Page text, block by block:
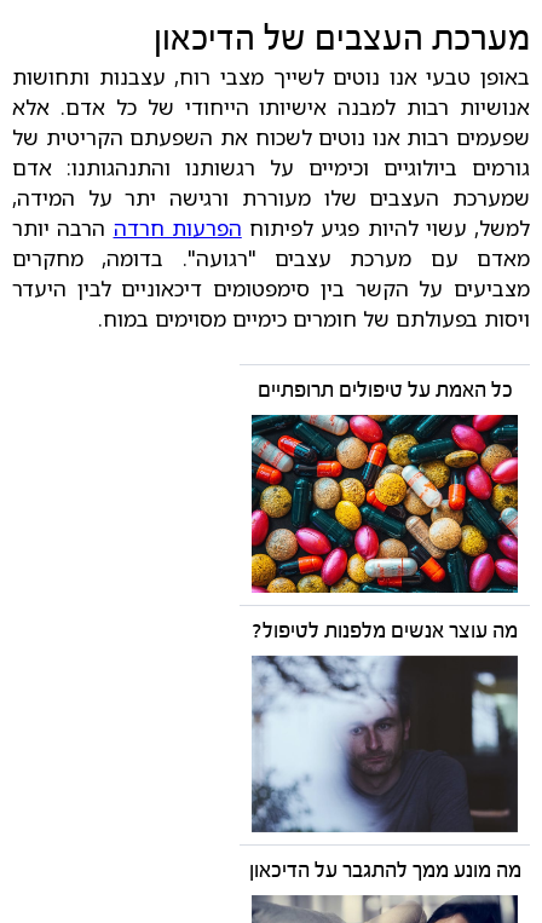
מערכת העצבים של הדיכאון
באופן טבעי אנו נוטים לשייך מצבי רוח, עצבנות ותחושות
אנושיות רבות למבנה אישיותו הייחודי של כל אדם. אלא
שפעמים רבות אנו נוטים לשכוח את השפעתם הקריטית של
גורמים ביולוגיים וכימיים על רגשותנו והתנהגותנו: אדם
שמערכת העצבים שלו מעוררת ורגישה יתר על המידה,
למשל, עשוי להיות פגיע לפיתוח הפרעות חרדה הרבה יותר
מאדם עם מערכת עצבים "רגועה". בדומה, מחקרים
מצביעים על הקשר בין סימפטומים דיכאוניים לבין היעדר
ויסות בפעולתם של חומרים כימיים מסוימים במוח.
כל האמת על טיפולים תרופתיים
מה עוצר אנשים מלפנות לטיפול?
מה מונע ממך להתגבר על הדיכאון